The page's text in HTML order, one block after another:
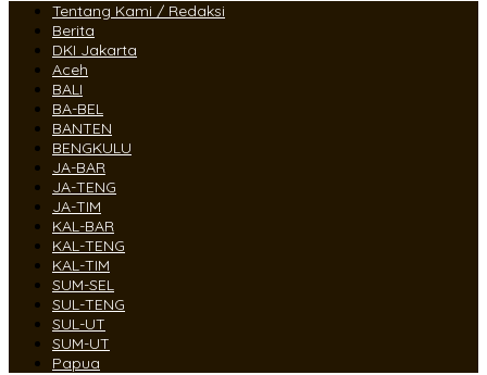
Tentang Kami / Redaksi
Berita
DKI Jakarta
Aceh
BALI
BA-BEL
BANTEN
BENGKULU
JA-BAR
JA-TENG
JA-TIM
KAL-BAR
KAL-TENG
KAL-TIM
SUM-SEL
SUL-TENG
SUL-UT
SUM-UT
Papua